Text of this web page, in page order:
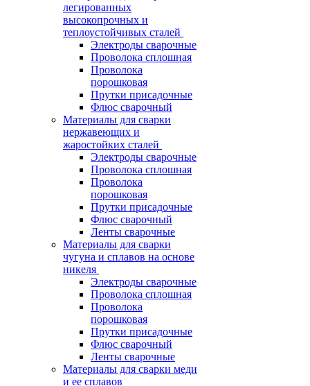
легированных
высокопрочных и
теплоустойчивых сталей
Электроды сварочные
Проволока сплошная
Проволока
порошковая
Прутки присадочные
Флюс сварочный
Материалы для сварки
нержавеющих и
жаростойких сталей
Электроды сварочные
Проволока сплошная
Проволока
порошковая
Прутки присадочные
Флюс сварочный
Ленты сварочные
Материалы для сварки
чугуна и сплавов на основе
никеля
Электроды сварочные
Проволока сплошная
Проволока
порошковая
Прутки присадочные
Флюс сварочный
Ленты сварочные
Материалы для сварки меди
и ее сплавов